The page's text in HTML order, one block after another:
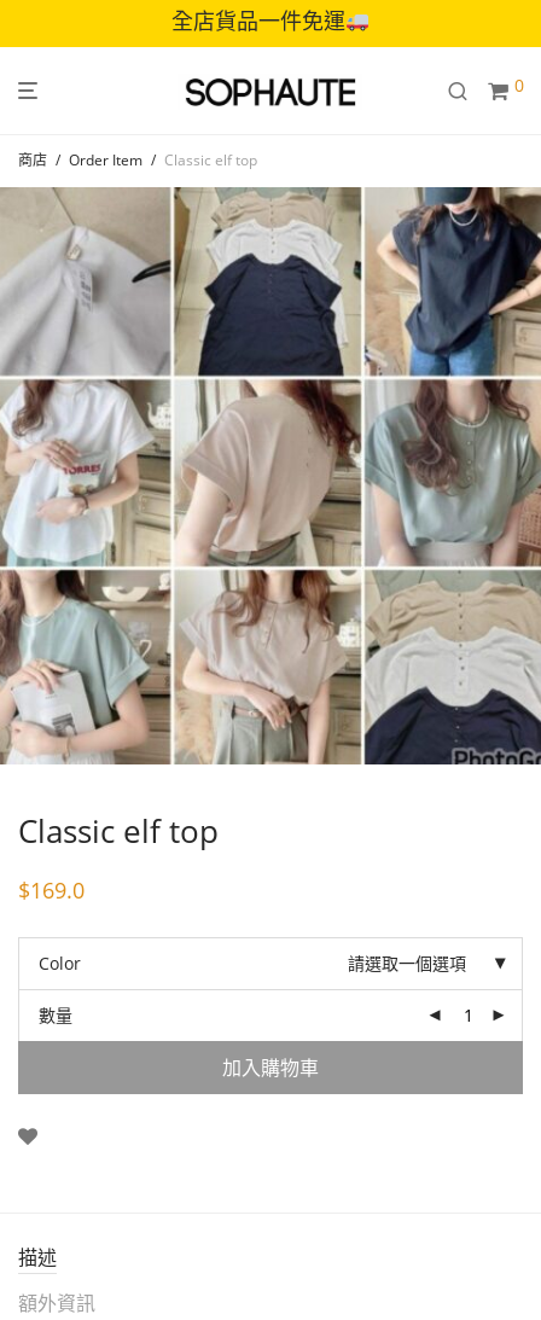
全店貨品一件免運
0
商店 / Order Item / Classic elf top
Classic elf top
$169.0
Color 請選取一個選項
數量
加入購物車
描述
額外資訊